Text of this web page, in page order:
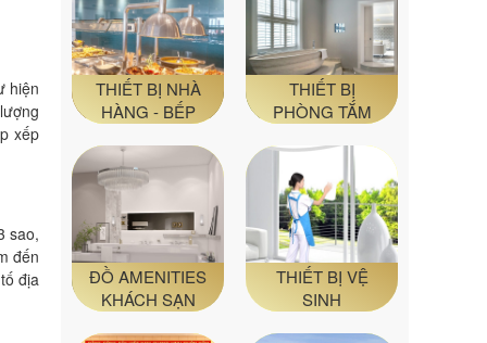
hiện
xếp
sao,
đến
địa
THIẾT BỊ NHÀ
HÀNG - BẾP
THIẾT BỊ
PHÒNG TẮM
ĐỒ AMENITIES
KHÁCH SẠN
THIẾT BỊ VỆ
SINH